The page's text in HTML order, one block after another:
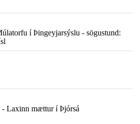
í Þingeyjarsýslu - sögustund:
Laxinn mættur í Þjórsá